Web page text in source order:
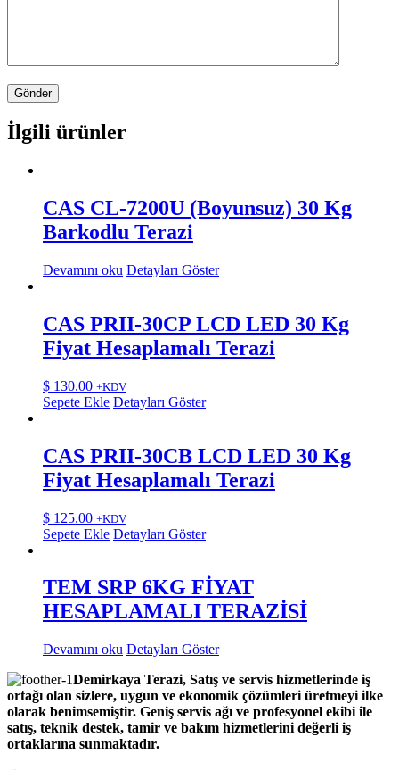
İlgili ürünler
CAS CL-7200U (Boyunsuz) 30 Kg
Barkodlu Terazi
Devamını oku Detayları Göster
CAS PRII-30CP LCD LED 30 Kg
Fiyat Hesaplamalı Terazi
$ 130.00 +KDV
Sepete Ekle Detayları Göster
CAS PRII-30CB LCD LED 30 Kg
Fiyat Hesaplamalı Terazi
$ 125.00 +KDV
Sepete Ekle Detayları Göster
TEM SRP 6KG FİYAT
HESAPLAMALI TERAZİSİ
Devamını oku Detayları Göster
Demirkaya Terazi, Satış ve servis hizmetlerinde iş
ortağı olan sizlere, uygun ve ekonomik çözümleri üretmeyi ilke
olarak benimsemiştir. Geniş servis ağı ve profesyonel ekibi ile
satış, teknik destek, tamir ve bakım hizmetlerini değerli iş
ortaklarına sunmaktadır.